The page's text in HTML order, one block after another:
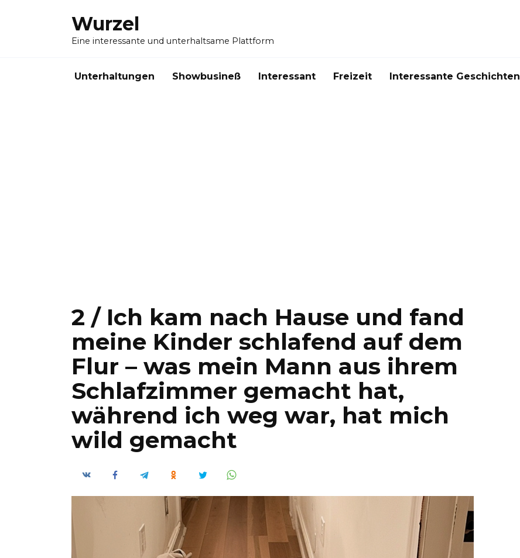
Wurzel
Eine interessante und unterhaltsame Plattform
Unterhaltungen Showbusineß Interessant Freizeit Interessante Geschichten
2 / Ich kam nach Hause und fand
meine Kinder schlafend auf dem
Flur – was mein Mann aus ihrem
Schlafzimmer gemacht hat,
während ich weg war, hat mich
wild gemacht